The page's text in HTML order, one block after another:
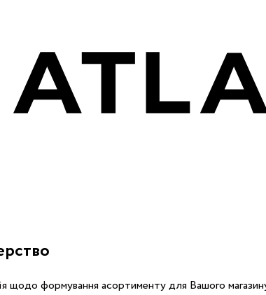
щодо формування асортименту для Вашого